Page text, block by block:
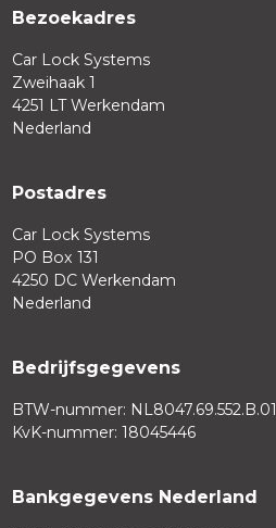
Bezoekadres
Car Lock Systems
Zweihaak 1
4251 LT Werkendam
Nederland
Postadres
Car Lock Systems
PO Box 131
4250 DC Werkendam
Nederland
Bedrijfsgegevens
BTW-nummer: NL8047.69.552.B.01
KvK-nummer: 18045446
Bankgegevens Nederland